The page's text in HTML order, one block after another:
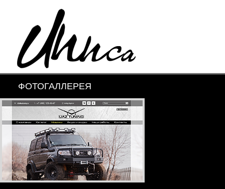
ФОТОГАЛЛЕРЕЯ